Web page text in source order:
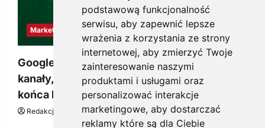
podstawową funkcjonalność
serwisu, aby zapewnić lepsze
wrażenia z korzystania ze strony
internetowej, aby zmierzyć Twoje
zainteresowanie naszymi
produktami i usługami oraz
personalizować interakcje
marketingowe, aby dostarczać
reklamy które są dla Ciebie
Marketing
Google Ads, SEO i analityka – jak połączyć
kanały, żeby reklama pracowała dłużej niż do
końca budżetu
Redakcja KnowMore.pl 20 marca, 2026 0